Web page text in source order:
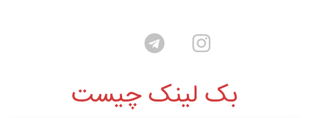
بک لینک چیست